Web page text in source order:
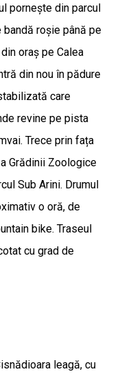
pornește din parcul
roșie până pe
oraș pe Calea
din nou în pădure
care
revine pe pista
Trece prin fața
Grădinii Zoologice
Sub Arini. Drumul
o oră, de
bike. Traseul
cu grad de
leagă, cu